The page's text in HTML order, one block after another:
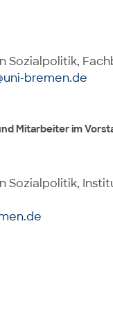
Sozialpolitik,
bremen.de
Mitarbeiter im
Sozialpolitik,